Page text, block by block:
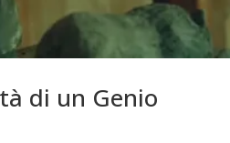
di un Genio